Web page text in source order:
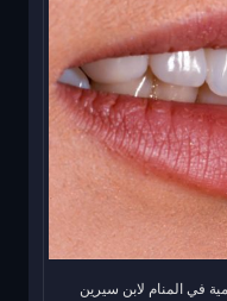
في المنام لابن سيرين